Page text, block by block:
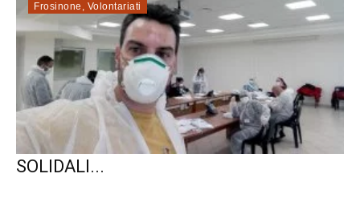
Frosinone , Volontariati
FROSINONE. LA RETE CITTADINI
SOLIDALI...